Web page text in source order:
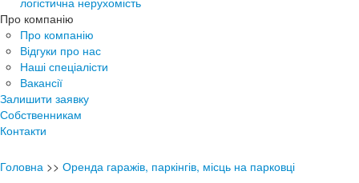
Про компанію
Про компанію
Відгуки про нас
Наші спеціалісти
Вакансії
Залишити заявку
Собственникам
Контакти
Головна >> Оренда гаражів, паркінгів, місць на парковці